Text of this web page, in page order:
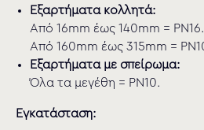
Εξαρτήματα κολλητά:
Από 16mm έως 140mm = PN16.
Από 160mm έως 315mm =
Εξαρτήματα με σπείρωμα:
Όλα τα μεγέθη = PN10.
Εγκατάσταση: